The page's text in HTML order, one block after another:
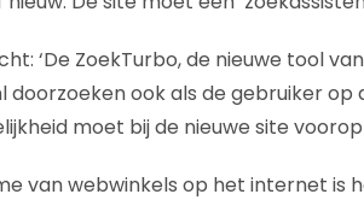
‘De ZoekTurbo, de nieuwe tool
doorzoeken ook als de gebruiker op
moet bij de nieuwe site
van webwinkels op het internet is